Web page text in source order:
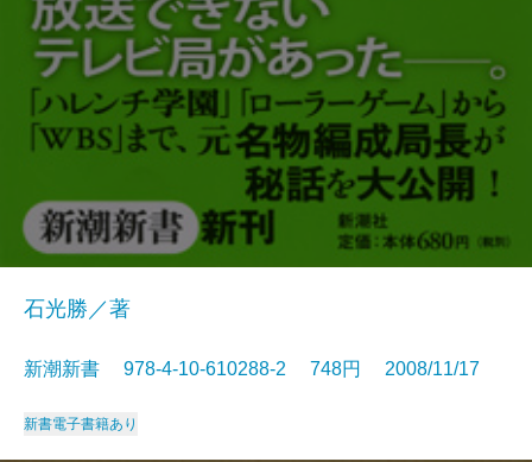
石光勝／著
新潮新書 978-4-10-610288-2 748円 2008/11/17
新書電子書籍あり